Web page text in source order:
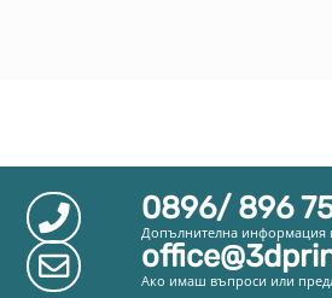
0896/ 896
Допълнителна информация
Ако имаш въпроси или